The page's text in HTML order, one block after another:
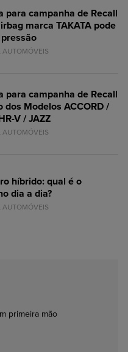
para campanha de Recall
marca TAKATA pode
AUTOMÓVEIS
para campanha de Recall
dos Modelos ACCORD /
V / JAZZ
AUTOMÓVEIS
híbrido: qual é o
dia a dia?
AUTOMÓVEIS
primeira mão